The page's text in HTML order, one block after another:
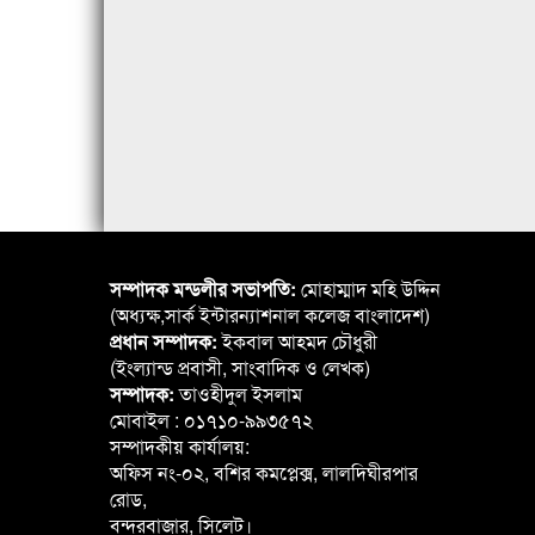
সম্পাদক মন্ডলীর সভাপতি: মোহাম্মাদ মহি উদ্দিন
(অধ্যক্ষ,সার্ক ইন্টারন্যাশনাল কলেজ বাংলাদেশ)
প্রধান সম্পাদক:ইকবাল আহমদ চৌধুরী
(ইংল্যান্ড প্রবাসী, সাংবাদিক ও লেখক)
সম্পাদক:তাওহীদুল ইসলাম
মোবাইল : ০১৭১০-৯৯৩৫৭২
সম্পাদকীয় কার্যালয়:
অফিস নং-০২, বশির কমপ্লেক্স, লালদিঘীরপার
রোড,
বন্দরবাজার, সিলেট।